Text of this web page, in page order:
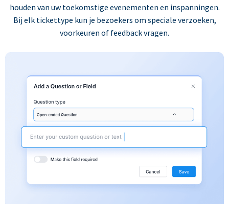
houden van uw toekomstige evenementen en inspanningen.
Bij elk tickettype kun je bezoekers om speciale verzoeken,
voorkeuren of feedback vragen.